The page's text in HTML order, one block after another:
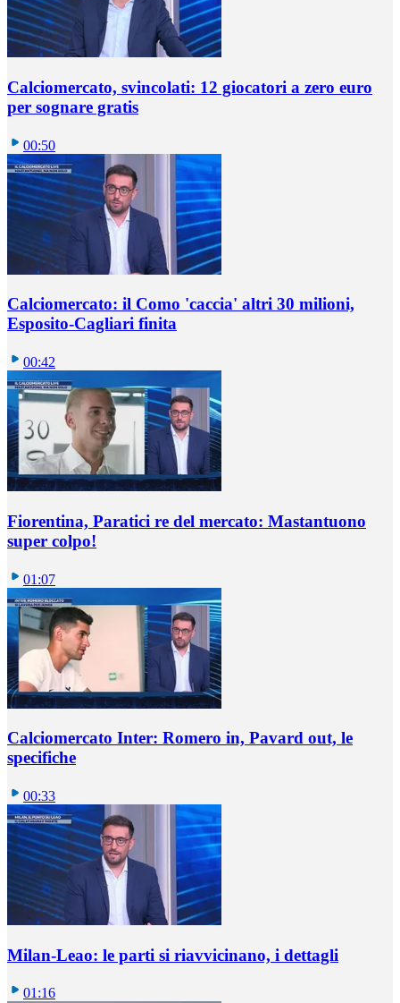
Calciomercato, svincolati: 12 giocatori a zero euro
per sognare gratis
00:50
Calciomercato: il Como 'caccia' altri 30 milioni,
Esposito-Cagliari finita
00:42
Fiorentina, Paratici re del mercato: Mastantuono
super colpo!
01:07
Calciomercato Inter: Romero in, Pavard out, le
specifiche
00:33
Milan-Leao: le parti si riavvicinano, i dettagli
01:16